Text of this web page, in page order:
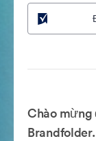
Chào mừng
Brandfolder.